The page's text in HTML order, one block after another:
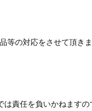
等の対応をさせて頂きま
責任を負いかねますの